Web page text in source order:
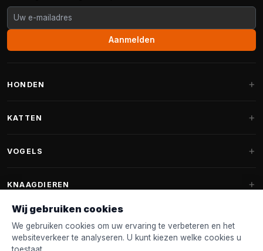
Aanmelden
HONDEN
Fantail hondenmanden
Halsband & Lijn
KATTEN
Krabpalen voor Maine Coon
Krabpaal onderdelen
Krabtonnen
VOGELS
Voederhuisjes
Nestkastjes & Nesting
KNAAGDIEREN
Konijnenvoer
Knaagdierenvoer
FANTAIL
Wij gebruiken cookies
We gebruiken cookies om uw ervaring te verbeteren en het
websiteverkeer te analyseren. U kunt kiezen welke cookies u